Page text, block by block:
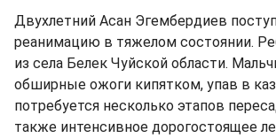
Двухлетний Асан Эгембердиев
реанимацию в тяжелом состоянии.
из села Белек Чуйской области.
обширные ожоги кипятком, упав в
потребуется несколько этапов
также интенсивное дорогостоящее